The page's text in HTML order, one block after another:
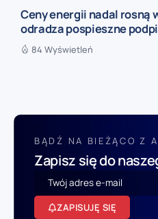
Ceny energii nadal rosną
odradza pospieszne
84 Wyświetleń
BĄDŹ NA BIEŻĄCO Z
Zapisz się do
ZAPISUJĘ SIĘ